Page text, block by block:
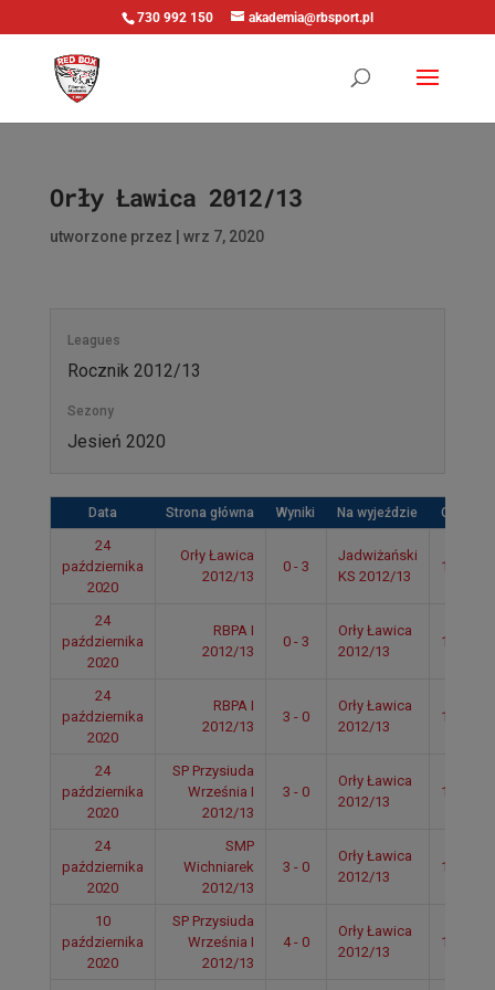
730 992 150 akademia@rbsport.pl
Orły Ławica 2012/13
utworzone przez wrz 7, 2020
Leagues
Rocznik 2012/13
Sezony
Jesień 2020
Data Strona główna Wyniki Na wyjeździe Czas
24
października
2020
Orły Ławica
2012/13
0 - 3
Jadwiżański
KS 2012/13
14:50
24
października
2020
RBPA I
2012/13
0 - 3
Orły Ławica
2012/13
14:49
24
października
2020
RBPA I
2012/13
3 - 0
Orły Ławica
2012/13
14:49
24
października
2020
SP Przysiuda
Września I
2012/13
3 - 0
Orły Ławica
2012/13
14:48
24
października
2020
SMP
Wichniarek
2012/13
3 - 0
Orły Ławica
2012/13
14:47
10
października
2020
SP Przysiuda
Września I
2012/13
4 - 0
Orły Ławica
2012/13
12:20